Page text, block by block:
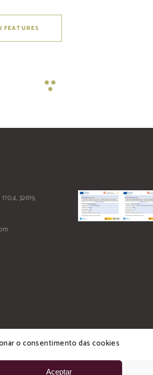
o consentimento das cookies
Aceptar
FEATURES
32619,